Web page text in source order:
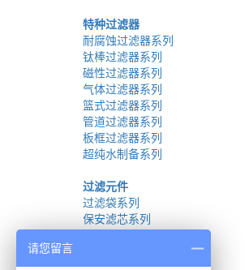
特种过滤器
耐腐蚀过滤器系列
钛棒过滤器系列
磁性过滤器系列
气体过滤器系列
篮式过滤器系列
管道过滤器系列
板框过滤器系列
超纯水制备系列
过滤元件
过滤袋系列
保安滤芯系列
折叠膜滤芯系列
烧结滤芯系列
请您留言